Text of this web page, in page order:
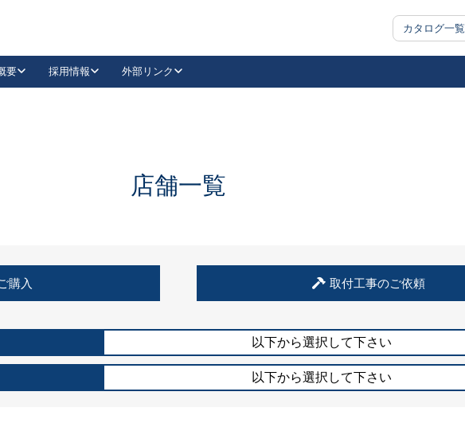
カタログ一覧
抗ウイルス・抗菌製品
要 採用情報 外部リンク
LinkedIn
住宅使用部材標準化推進協議会
店舗一覧
購入 取付工事のご依頼
以下から選択して下さい
以下から選択して下さい